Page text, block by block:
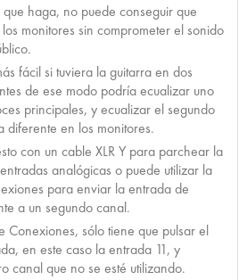
haga, no puede conseguir que
monitores sin comprometer el sonido
fácil si tuviera la guitarra en dos
de ese modo podría ecualizar uno
principales, y ecualizar el segundo
diferente en los monitores.
con un cable XLR Y para parchear la
analógicas o puede utilizar la
para enviar la entrada de
a un segundo canal.
Conexiones, sólo tiene que pulsar el
en este caso la entrada 11, y
canal que no se esté utilizando.